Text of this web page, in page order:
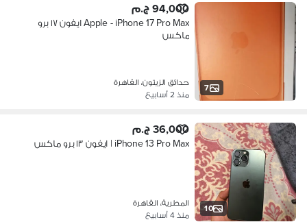
7
94,000 ج.م
Apple - iPhone 17 Pro Max ايفون ١٧ برو
ماكس
حدائق الزيتون، القاهرة
منذ 2 أسابيع
10
36,000 ج.م
iPhone 13 Pro Max | ايفون ١٣ برو ماكس
المطرية، القاهرة
منذ 4 أسابيع